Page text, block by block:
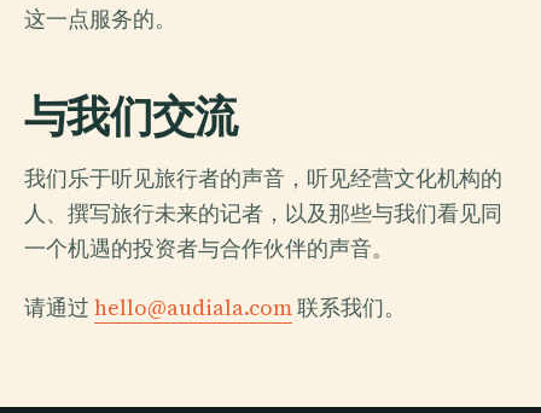
这一点服务的。
与我们交流
我们乐于听见旅行者的声音，听见经营文化机构的
人、撰写旅行未来的记者，以及那些与我们看见同
一个机遇的投资者与合作伙伴的声音。
请通过 hello@audiala.com联系我们。